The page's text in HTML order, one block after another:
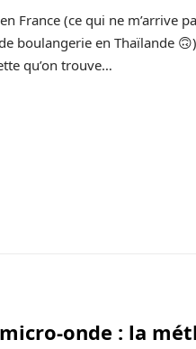
France (ce qui ne m’arrive
boulangerie en Thaïlande
qu’on trouve…
onde : la